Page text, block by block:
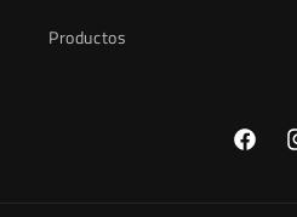
Productos